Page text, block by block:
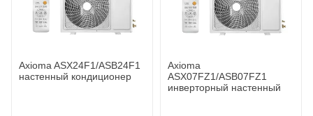
Axioma ASX24F1/ASB24F1
настенный кондиционер
Axioma
ASX07FZ1/ASB07FZ1
инверторный настенный